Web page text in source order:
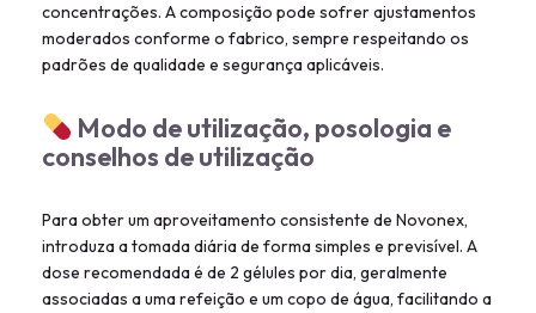
concentrações. A composição pode sofrer ajustamentos
moderados conforme o fabrico, sempre respeitando os
padrões de qualidade e segurança aplicáveis.
Modo de utilização, posologia e
conselhos de utilização
Para obter um aproveitamento consistente de Novonex,
introduza a tomada diária de forma simples e previsível. A
dose recomendada é de 2 gélules por dia, geralmente
associadas a uma refeição e um copo de água, facilitando a